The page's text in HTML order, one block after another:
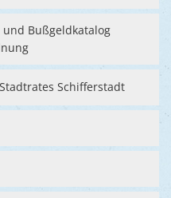
Bußgeldkatalog
Schifferstadt